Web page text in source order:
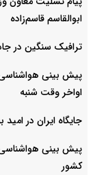
ابوالقاسم قاسم‌زاده
ترافیک سنگین در
اواخر وقت شنبه
جایگاه ایران در
کشور